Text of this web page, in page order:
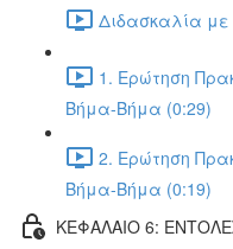
Διδασκαλία με
1. Ερώτηση
Βήμα-Βήμα (0:29)
2. Ερώτηση
Βήμα-Βήμα (0:19)
ΚΕΦΑΛΑΙΟ 6: